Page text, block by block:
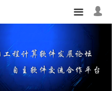
끀 넙